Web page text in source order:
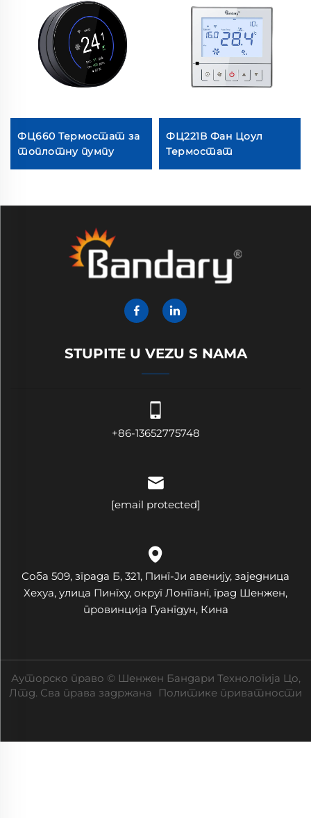
ФЦ660 Термостат за
топлотну пумпу
ФЦ221В Фан Цоул
Термостат
STUPITE U VEZU S NAMA
+86-13652775748
[email protected]
Соба 509, зграда Б, 321, Пинг-Ји авенију, заједница
Хехуа, улица Пингху, округ Лонгганг, град Шенжен,
провинција Гуангдун, Кина
Ауторско право © Шенжен Бандари Технологија Цо,
Лтд. Сва права задржана
Политике приватности